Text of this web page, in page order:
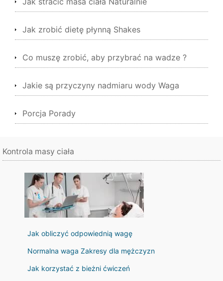
Jak zrobić dietę płynną Shakes
Co muszę zrobić, aby przybrać na wadze ?
Jakie są przyczyny nadmiaru wody Waga
Porcja Porady
Kontrola masy ciała
Jak obliczyć odpowiednią wagę
Normalna waga Zakresy dla mężczyzn
Jak korzystać z bieżni ćwiczeń